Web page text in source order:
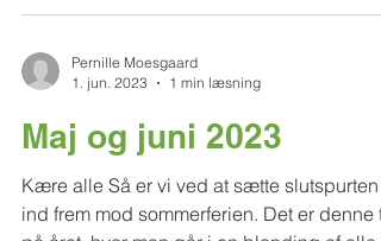
1. jun. 2023
1 min læsning
Maj og juni 2023
Kære alle Så er vi ved at sætte slutspurten